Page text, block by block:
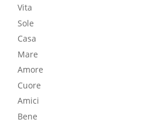
Vita
Sole
Casa
Mare
Amore
Cuore
Amici
Bene